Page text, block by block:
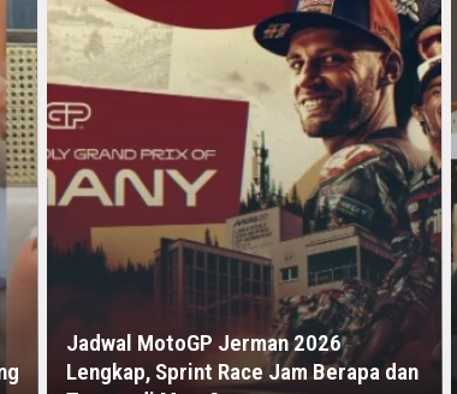
Jadwal MotoGP Jerman 2026
Lengkap, Sprint Race Jam Berapa dan